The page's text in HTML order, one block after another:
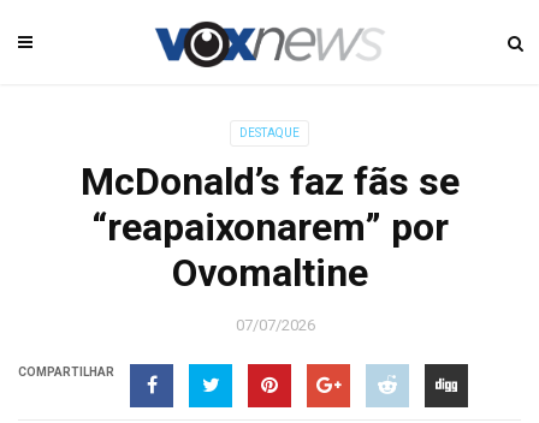
DESTAQUE
McDonald’s faz fãs se
“reapaixonarem” por
Ovomaltine
07/07/2026
COMPARTILHAR